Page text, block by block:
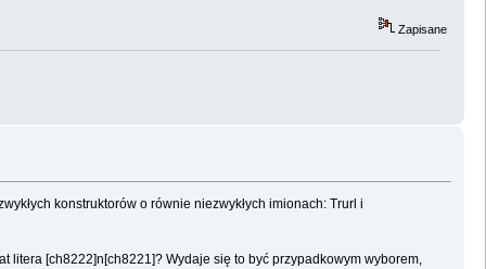
Zapisane
konstruktorów o równie niezwykłych imionach: Trurl i
litera [ch8222]n[ch8221]? Wydaje się to być przypadkowym wyborem,